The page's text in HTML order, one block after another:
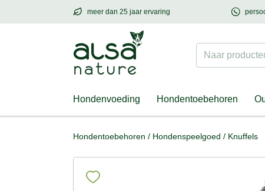
meer dan 25 jaar ervaring
meer dan25 jaar ervaring – met hart voor
Naar producten
Hondenvoeding Hondentoebehoren
Hondentoebehoren / Hondenspeelgoed / Knuffels